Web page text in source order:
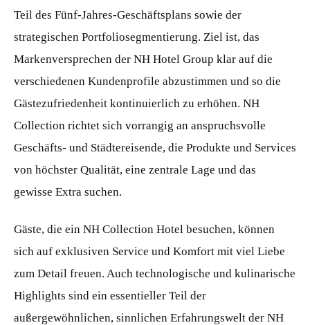
Teil des Fünf-Jahres-Geschäftsplans sowie der
strategischen Portfoliosegmentierung. Ziel ist, das
Markenversprechen der NH Hotel Group klar auf die
verschiedenen Kundenprofile abzustimmen und so die
Gästezufriedenheit kontinuierlich zu erhöhen. NH
Collection richtet sich vorrangig an anspruchsvolle
Geschäfts- und Städtereisende, die Produkte und Services
von höchster Qualität, eine zentrale Lage und das
gewisse Extra suchen.
Gäste, die ein NH Collection Hotel besuchen, können
sich auf exklusiven Service und Komfort mit viel Liebe
zum Detail freuen. Auch technologische und kulinarische
Highlights sind ein essentieller Teil der
außergewöhnlichen, sinnlichen Erfahrungswelt der NH